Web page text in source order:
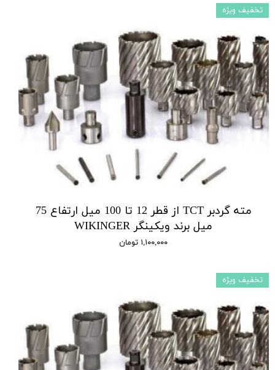
مته گردبر TCT از قطر 12 تا 100 میل ارتفاع 75
میل برند ویکینگر WIKINGER
۱,۱۰۰,۰۰۰ تومان
تخفیف ویژه
تخفیف ویژه